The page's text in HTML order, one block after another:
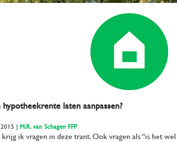
laten aanpassen?
| M.R. van Schagen FFP
krijg ik vragen in deze trant. Ook vragen als “is het